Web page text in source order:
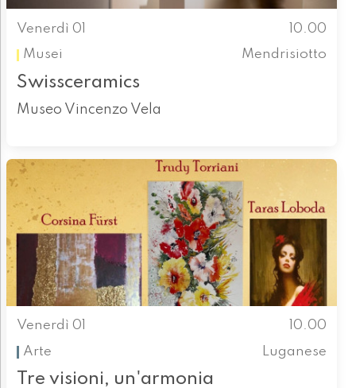
Venerdì 01
10.00
Musei
Mendrisiotto
Swissceramics
Museo Vincenzo Vela
Venerdì 01
10.00
Arte
Luganese
Tre visioni, un'armonia